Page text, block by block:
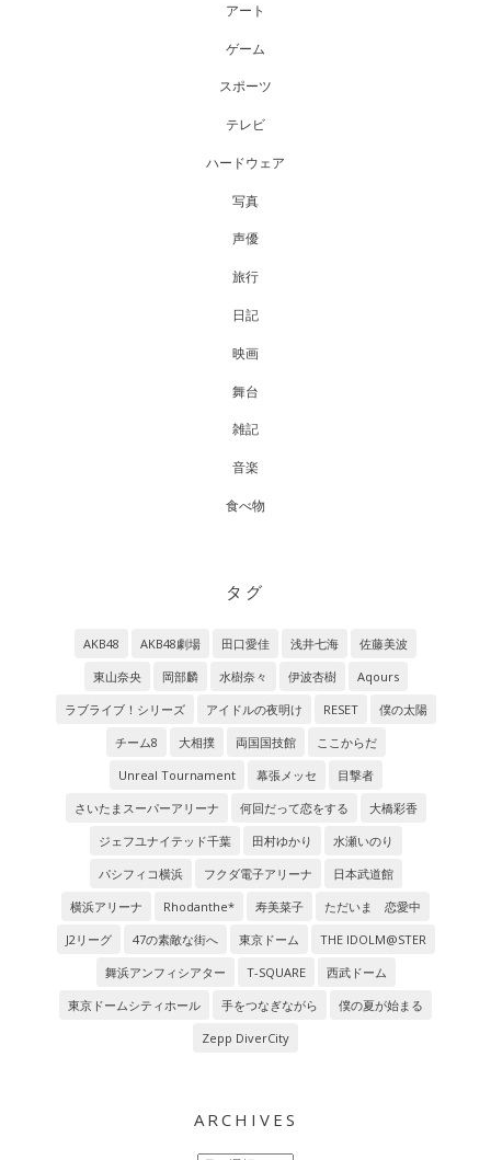
アート
ゲーム
スポーツ
テレビ
ハードウェア
写真
声優
旅行
日記
映画
舞台
雑記
音楽
食べ物
タグ
AKB48 AKB48劇場 田口愛佳 浅井七海
佐藤美波
東山奈央
岡部麟 水樹奈々 伊波杏樹
Aqours
ラブライブ！シリーズ
アイドルの夜明け RESET
僕の太陽
チーム8
大相撲 両国国技館
ここからだ
Unreal Tournament
幕張メッセ
目撃者
さいたまスーパーアリーナ
何回だって恋をする
大橋彩香
ジェフユナイテッド千葉
田村ゆかり
水瀬いのり
パシフィコ横浜
フクダ電子アリーナ
日本武道館
横浜アリーナ
Rhodanthe* 寿美菜子
ただいま 恋愛中
J2リーグ
47の素敵な街へ 東京ドーム
THE IDOLM@STER
舞浜アンフィシアター
T-SQUARE
西武ドーム
東京ドームシティホール
手をつなぎながら
僕の夏が始まる
Zepp DiverCity
ARCHIVES